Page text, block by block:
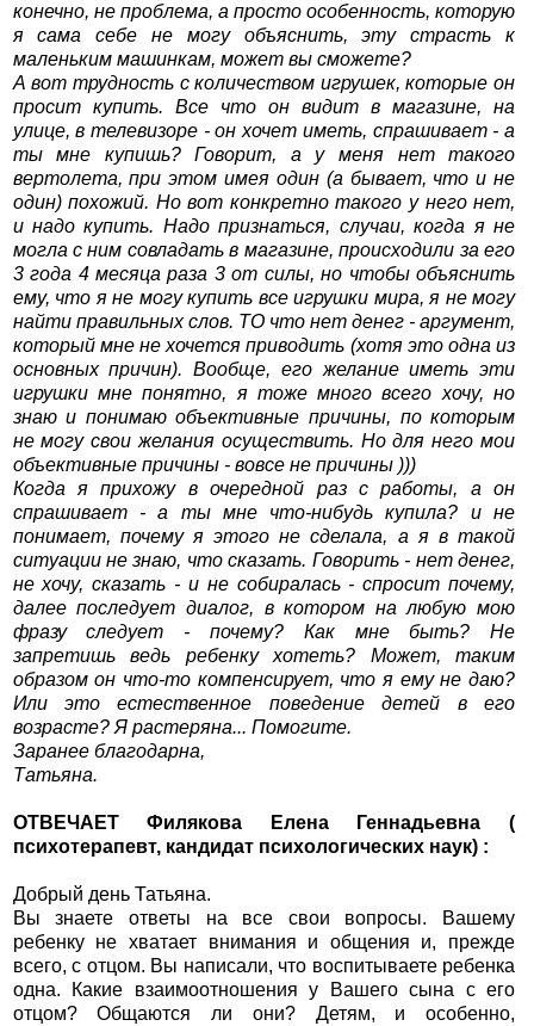
конечно, не проблема, а просто особенность, которую
я сама себе не могу объяснить, эту страсть к
маленьким машинкам, может вы сможете?
А вот трудность с количеством игрушек, которые он
просит купить. Все что он видит в магазине, на
улице, в телевизоре - он хочет иметь, спрашивает - а
ты мне купишь? Говорит, а у меня нет такого
вертолета, при этом имея один (а бывает, что и не
один) похожий. Но вот конкретно такого у него нет,
и надо купить. Надо признаться, случаи, когда я не
могла с ним совладать в магазине, происходили за его
3 года 4 месяца раза 3 от силы, но чтобы объяснить
ему, что я не могу купить все игрушки мира, я не могу
найти правильных слов. ТО что нет денег - аргумент,
который мне не хочется приводить (хотя это одна из
основных причин). Вообще, его желание иметь эти
игрушки мне понятно, я тоже много всего хочу, но
знаю и понимаю объективные причины, по которым
не могу свои желания осуществить. Но для него мои
объективные причины - вовсе не причины )))
Когда я прихожу в очередной раз с работы, а он
спрашивает - а ты мне что-нибудь купила? и не
понимает, почему я этого не сделала, а я в такой
ситуации не знаю, что сказать. Говорить - нет денег,
не хочу, сказать - и не собиралась - спросит почему,
далее последует диалог, в котором на любую мою
фразу следует - почему? Как мне быть? Не
запретишь ведь ребенку хотеть? Может, таким
образом он что-то компенсирует, что я ему не даю?
Или это естественное поведение детей в его
возрасте? Я растеряна... Помогите.
Заранее благодарна,
Татьяна.
ОТВЕЧАЕТ Филякова Елена Геннадьевна (
психотерапевт, кандидат психологических наук) :
Добрый день Татьяна.
Вы знаете ответы на все свои вопросы. Вашему
ребенку не хватает внимания и общения и, прежде
всего, с отцом. Вы написали, что воспитываете ребенка
одна. Какие взаимоотношения у Вашего сына с его
отцом? Общаются ли они? Детям, и особенно,